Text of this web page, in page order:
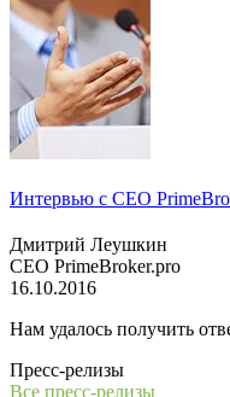
Интервью с СЕО
Дмитрий Леушкин
СЕО PrimeBroker.pro
16.10.2016
Нам удалось получить
Пресс-релизы
Все пресс-релизы